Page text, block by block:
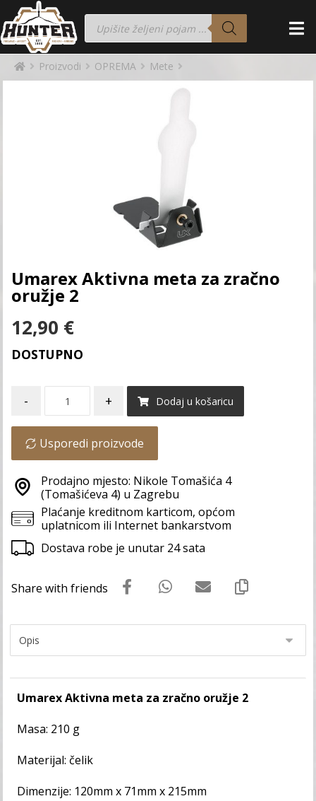
Proizvodi OPREMA Mete
Umarex Aktivna meta za zračno
oružje 2
12,90 €
DOSTUPNO
- + Dodaj u košaricu
Usporedi proizvode
Prodajno mjesto: Nikole Tomašića 4
(Tomašićeva 4) u Zagrebu
Plaćanje kreditnom karticom, općom
uplatnicom ili Internet bankarstvom
Dostava robe je unutar 24 sata
Umarex Aktivna meta za zračno oružje 2
Masa: 210 g
Materijal: čelik
Dimenzije: 120mm x 71mm x 215mm